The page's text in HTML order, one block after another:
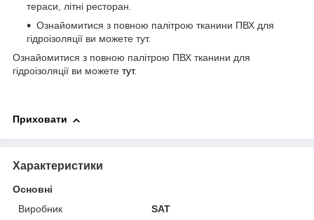
тераси, літні ресторан.
Ознайомитися з повною палітрою тканини ПВХ для
гідроізоляції ви можете тут.
Ознайомитися з повною палітрою ПВХ тканини для
гідроізоляції ви можете тут.
Приховати
Характеристики
Основні
Виробник
SAT